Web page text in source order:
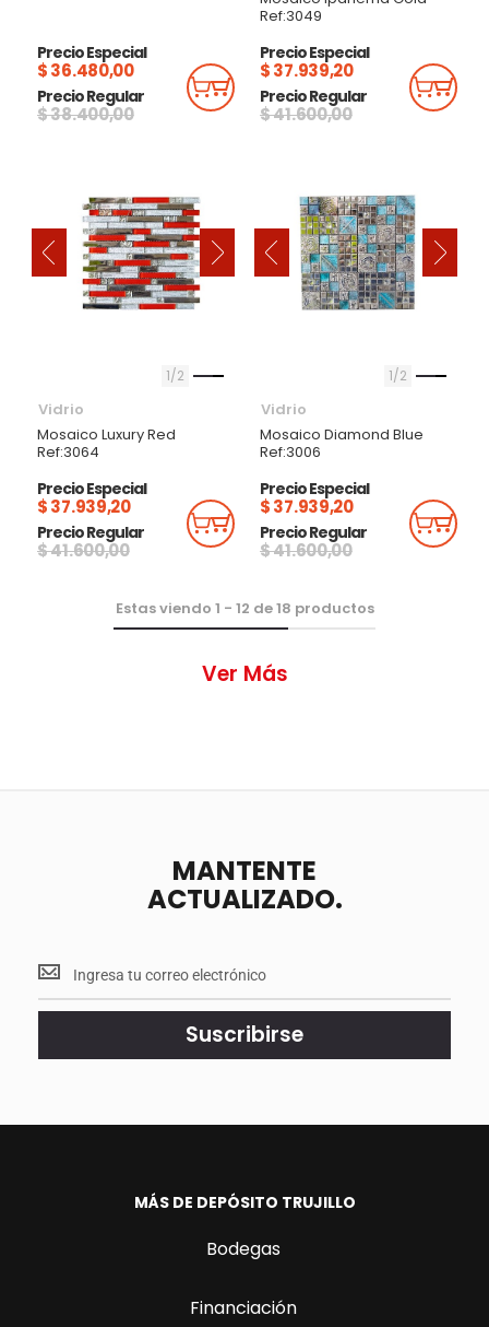
Precio Especial
$ 36.480,00
Precio Regular
$ 38.400,00
Añadir Al Carrito
Ref:3049
Precio Especial
$ 37.939,20
Precio Regular
$ 41.600,00
‹ ›
1 2
Vidrio
Mosaico Luxury Red
Ref:3064
Precio Especial
$ 37.939,20
Precio Regular
$ 41.600,00
Añadir Al Carrito
‹ ›
1 2
Vidrio
Mosaico Diamond Blue
Ref:3006
Precio Especial
$ 37.939,20
Precio Regular
$ 41.600,00
Estas viendo 1 - 12 de18 productos
Ver Más
MANTENTE
ACTUALIZADO.
Mantente
<br>
actualizado.
Suscribirse
MÁS DE DEPÓSITO TRUJILLO
Bodegas
Financiación